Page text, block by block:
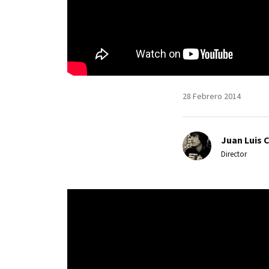
28 Febrero 2014
Juan Luis
Director